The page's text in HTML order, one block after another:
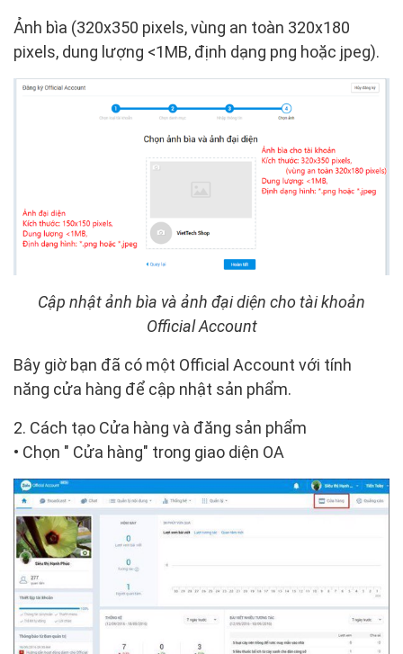
Ảnh bìa (320x350 pixels, vùng an toàn 320x180
pixels, dung lượng <1MB, định dạng png hoặc jpeg).
Cập nhật ảnh bìa và ảnh đại diện cho tài khoản
Official Account
Bây giờ bạn đã có một Official Account với tính
năng cửa hàng để cập nhật sản phẩm.
2. Cách tạo Cửa hàng và đăng sản phẩm
• Chọn " Cửa hàng" trong giao diện OA